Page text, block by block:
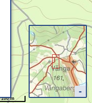
100 m